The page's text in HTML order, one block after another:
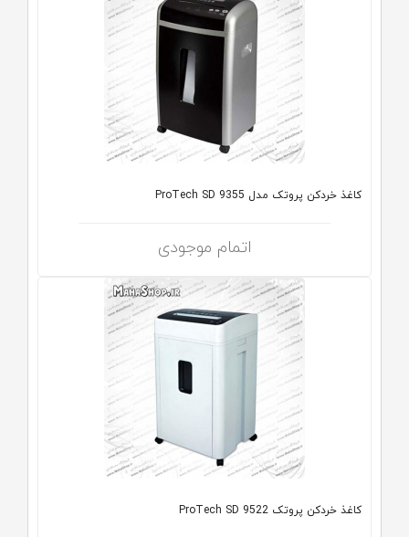
کاغذ خردکن پروتک مدل ProTech SD 9355
اتمام موجودی
کاغذ خردکن پروتک ProTech SD 9522